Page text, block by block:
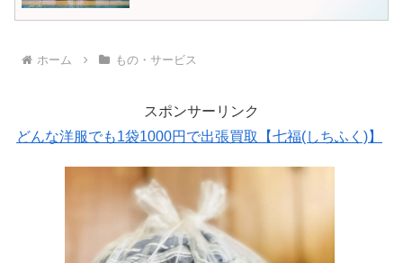
ホーム もの・サービス
スポンサーリンク
どんな洋服でも1袋1000円で出張買取【七福(しちふく)】